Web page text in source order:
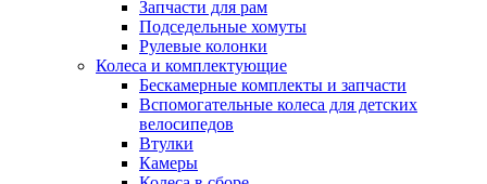
Запчасти для рам
Подседельные хомуты
Рулевые колонки
Колеса и комплектующие
Бескамерные комплекты и запчасти
Вспомогательные колеса для детских
велосипедов
Втулки
Камеры